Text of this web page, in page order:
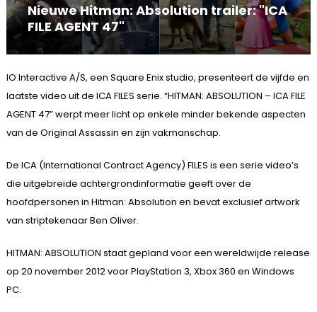
Nieuwe Hitman: Absolution trailer: "ICA
FILE AGENT 47"
IO Interactive A/S, een Square Enix studio, presenteert de vijfde en
laatste video uit de ICA FILES serie. “HITMAN: ABSOLUTION – ICA FILE
AGENT 47” werpt meer licht op enkele minder bekende aspecten
van de Original Assassin en zijn vakmanschap.
De ICA (International Contract Agency) FILES is een serie video’s
die uitgebreide achtergrondinformatie geeft over de
hoofdpersonen in Hitman: Absolution en bevat exclusief artwork
van striptekenaar Ben Oliver.
HITMAN: ABSOLUTION staat gepland voor een wereldwijde release
op 20 november 2012 voor PlayStation 3, Xbox 360 en Windows
PC.